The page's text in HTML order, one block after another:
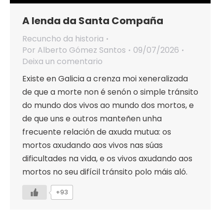
A lenda da Santa Compaña
Recuncho da historia
Por Alberto Gómez Santos
09/07/2026
Deixa un comentario
Existe en Galicia a crenza moi xeneralizada
de que a morte non é senón o simple tránsito
do mundo dos vivos ao mundo dos mortos, e
de que uns e outros manteñen unha
frecuente relación de axuda mutua: os
mortos axudando aos vivos nas súas
dificultades na vida, e os vivos axudando aos
mortos no seu difícil tránsito polo máis aló.
+93